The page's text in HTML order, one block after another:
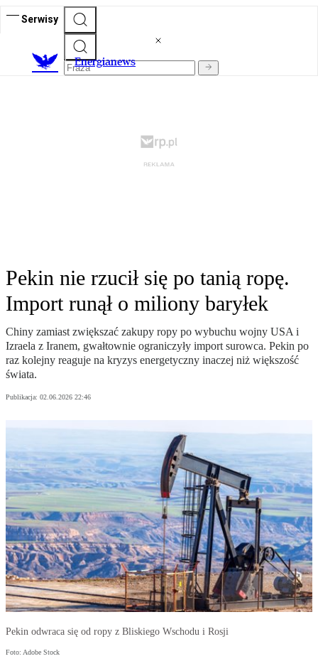
Serwisy
Energianews
Pekin nie rzucił się po tanią ropę.
Import runął o miliony baryłek
Chiny zamiast zwiększać zakupy ropy po wybuchu wojny USA i
Izraela z Iranem, gwałtownie ograniczyły import surowca. Pekin po
raz kolejny reaguje na kryzys energetyczny inaczej niż większość
świata.
Publikacja: 02.06.2026 22:46
Pekin odwraca się od ropy z Bliskiego Wschodu i Rosji
Foto: Adobe Stock